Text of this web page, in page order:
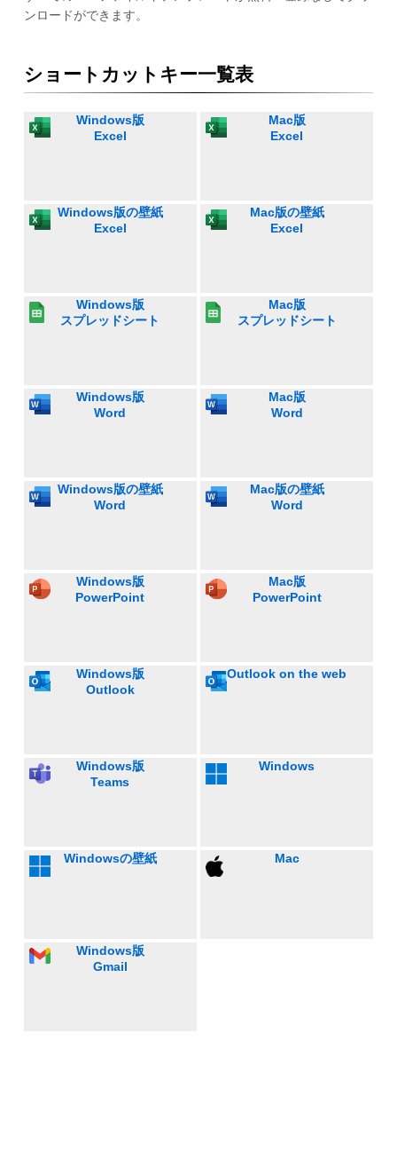
ンロードができます。
ショートカットキー一覧表
Windows版
Excel
Mac版
Excel
Windows版の壁紙
Excel
Mac版の壁紙
Excel
Windows版
スプレッドシート
Mac版
スプレッドシート
Windows版
Word
Mac版
Word
Windows版の壁紙
Word
Mac版の壁紙
Word
Windows版
PowerPoint
Mac版
PowerPoint
Windows版
Outlook
Outlook on the web
Windows版
Teams
Windows
Windowsの壁紙 Mac
Windows版
Gmail